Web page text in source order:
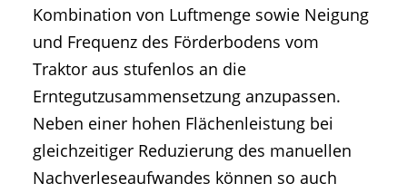
Kombination von Luftmenge sowie Neigung
und Frequenz des Förderbodens vom
Traktor aus stufenlos an die
Erntegutzusammensetzung anzupassen.
Neben einer hohen Flächenleistung bei
gleichzeitiger Reduzierung des manuellen
Nachverleseaufwandes können so auch